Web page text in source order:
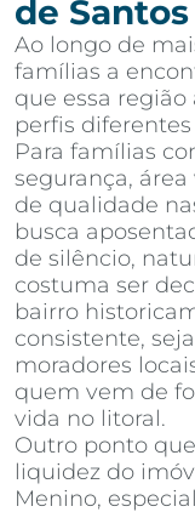
de Santos
Ao longo de
famílias a
que essa
perfis
Para famílias
segurança, área
de qualidade
busca
de silêncio,
costuma ser
bairro
consistente,
moradores
quem vem de
vida no litoral.
Outro ponto
liquidez do
Menino,